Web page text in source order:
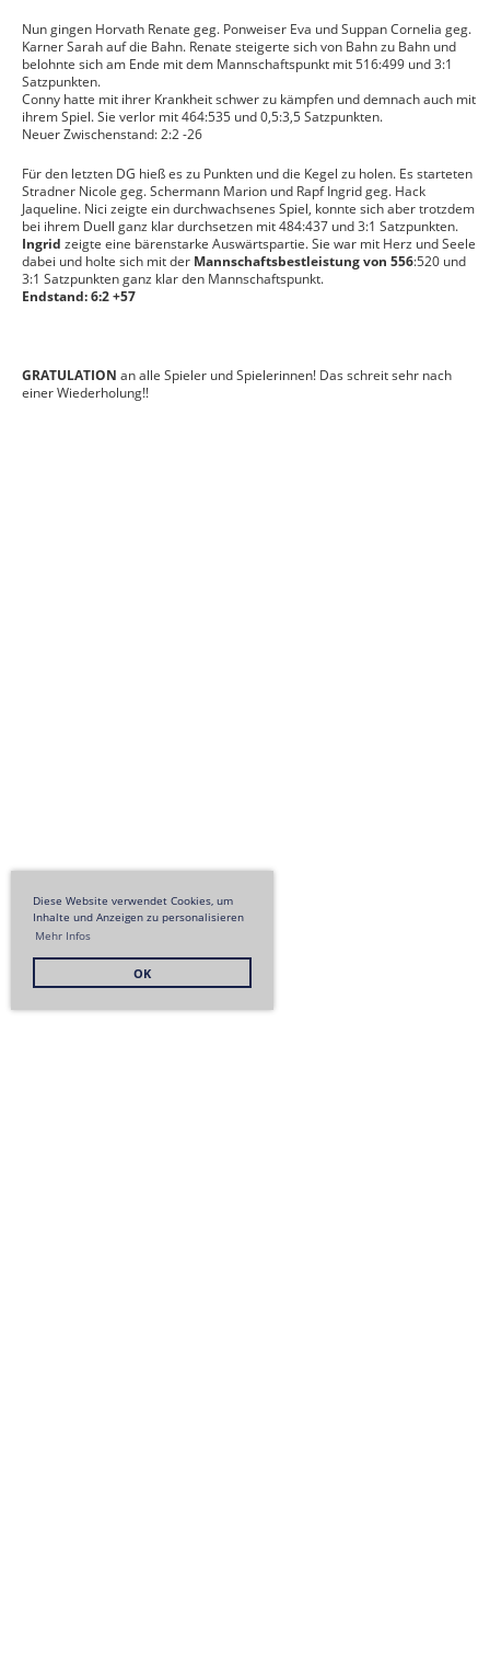
Diese Website verwendet Cookies, um
Inhalte und Anzeigen zu personalisieren
Mehr Infos
OK
Nun gingen Horvath Renate geg. Ponweiser Eva und Suppan Cornelia geg.
Karner Sarah auf die Bahn. Renate steigerte sich von Bahn zu Bahn und
belohnte sich am Ende mit dem Mannschaftspunkt mit 516:499 und 3:1
Satzpunkten.
Conny hatte mit ihrer Krankheit schwer zu kämpfen und demnach auch mit
ihrem Spiel. Sie verlor mit 464:535 und 0,5:3,5 Satzpunkten.
Neuer Zwischenstand: 2:2 -26
Für den letzten DG hieß es zu Punkten und die Kegel zu holen. Es starteten
Stradner Nicole geg. Schermann Marion und Rapf Ingrid geg. Hack
Jaqueline. Nici zeigte ein durchwachsenes Spiel, konnte sich aber trotzdem
bei ihrem Duell ganz klar durchsetzen mit 484:437 und 3:1 Satzpunkten.
Ingrid zeigte eine bärenstarke Auswärtspartie. Sie war mit Herz und Seele
dabei und holte sich mit der Mannschaftsbestleistung von 556:520 und
3:1 Satzpunkten ganz klar den Mannschaftspunkt.
Endstand: 6:2 +57
GRATULATION an alle Spieler und Spielerinnen! Das schreit sehr nach
einer Wiederholung!!